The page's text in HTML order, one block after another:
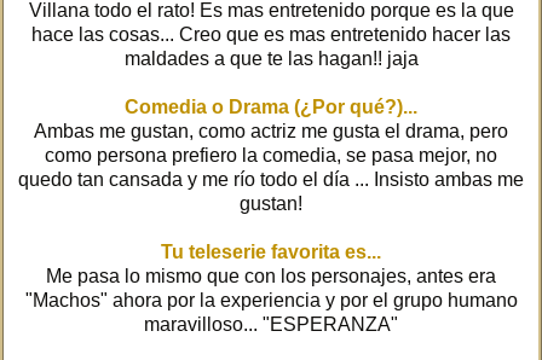
Villana todo el rato! Es mas entretenido porque es la que
hace las cosas... Creo que es mas entretenido hacer las
maldades a que te las hagan!! jaja
Comedia o Drama (¿Por qué?)...
Ambas me gustan, como actriz me gusta el drama, pero
como persona prefiero la comedia, se pasa mejor, no
quedo tan cansada y me río todo el día ... Insisto ambas me
gustan!
Tu teleserie favorita es...
Me pasa lo mismo que con los personajes, antes era
"Machos" ahora por la experiencia y por el grupo humano
maravilloso... "ESPERANZA"